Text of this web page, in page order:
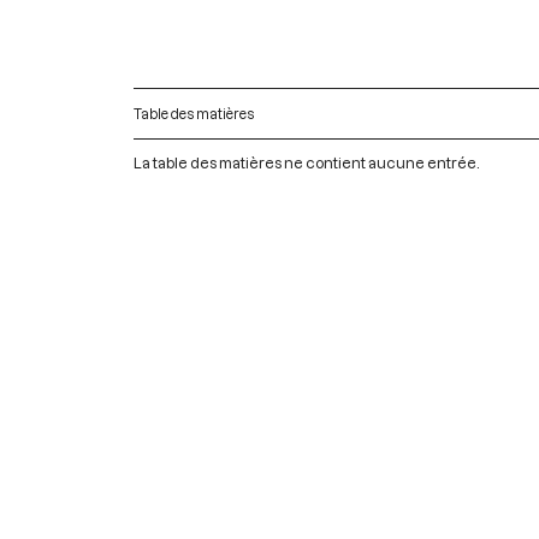
Table des matières
La table des matières ne contient aucune entrée.